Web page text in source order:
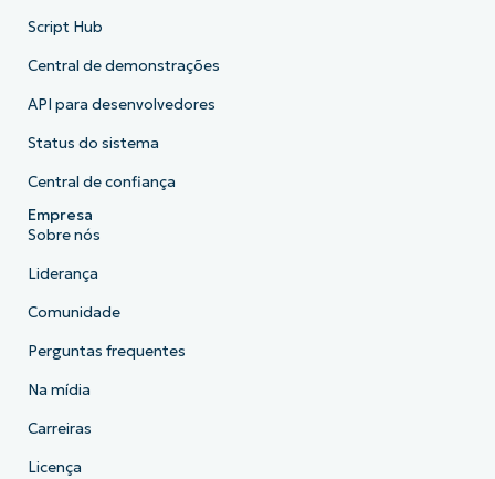
Script Hub
Central de demonstrações
API para desenvolvedores
Status do sistema
Central de confiança
Empresa
Sobre nós
Liderança
Comunidade
Perguntas frequentes
Na mídia
Carreiras
Licença